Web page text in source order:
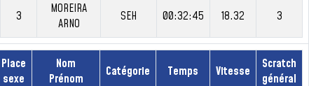
3
MOREIRA
ARNO
SEH 00:32:45 18.32 3
Place
sexe
Nom
Prénom
Catégorie Temps Vitesse
Scratch
général